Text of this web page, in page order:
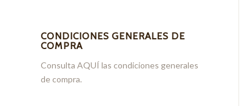
CONDICIONES GENERALES DE
COMPRA
Consulta AQUÍlas condiciones generales
de compra.